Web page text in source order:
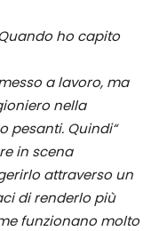
ho capito
a lavoro, ma
nella
pesanti. Quindi“
in scena
attraverso un
di renderlo più
funzionano molto